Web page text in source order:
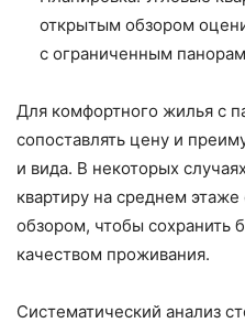
открытым обзором
с ограниченным
Для комфортного жилья с
сопоставлять цену и
и вида. В некоторых
квартиру на среднем
обзором, чтобы сохранить
качеством проживания.
Систематический анализ